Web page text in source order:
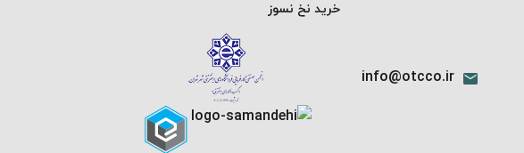
info@otcco.ir
خرید نخ نسوز